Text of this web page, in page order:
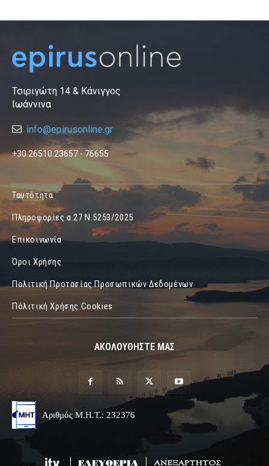
Τσιριγώτη 14 & Κάνιγγος
Ιωάννινα
info@epirusonline.gr
+30 26510 23657 - 76655
Ταυτότητα
Πληροφορίες α.27 Ν.5253/2025
Επικοινωνία
Όροι Χρήσης
Πολιτική Προτασίας Προσωπικών Δεδομένων
Πόλιτική Χρήσης Cookies
ΑΚΟΛΟΥΘΗΣΤΕ ΜΑΣ
Αριθμός Μ.Η.Τ.: 232376